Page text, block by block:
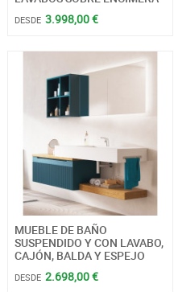
DESDE 3.998,00 €
MUEBLE DE BAÑO
SUSPENDIDO Y CON LAVABO,
CAJÓN, BALDA Y ESPEJO
DESDE 2.698,00 €